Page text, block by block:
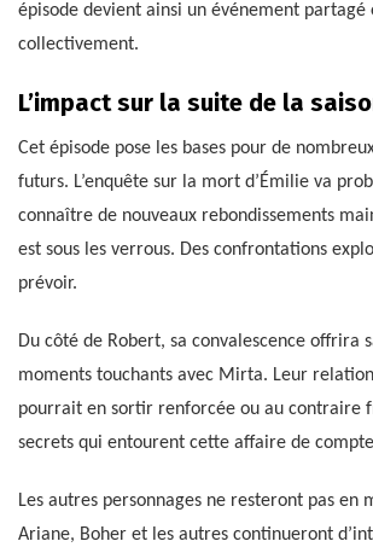
épisode devient ainsi un événement
collectivement.
L’impact sur la suite de la
Cet épisode pose les bases pour de
futurs. L’enquête sur la mort d’Émilie va
connaître de nouveaux rebondissements
est sous les verrous. Des confrontations
prévoir.
Du côté de Robert, sa convalescence offrira
moments touchants avec Mirta. Leur
pourrait en sortir renforcée ou au contraire
secrets qui entourent cette affaire de
Les autres personnages ne resteront pas en
Ariane, Boher et les autres continueront